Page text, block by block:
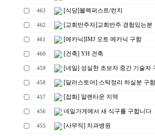
463 [식당]블렉퍼스트/런치
462 [교회반주자]교회반주 경험있는분
461 [메카닉]IMJ 오토 메카닉 구함
460 [건축] YH 건축
459 [네일] 성실한 초보자 중간 기술자
458 [달러스토어] 스탁정리 하실분 구함
457 [잡화] 알렌타운 지역
456 네일가게에서 새 식구를 구합니다
455 [사무직] 치과병원